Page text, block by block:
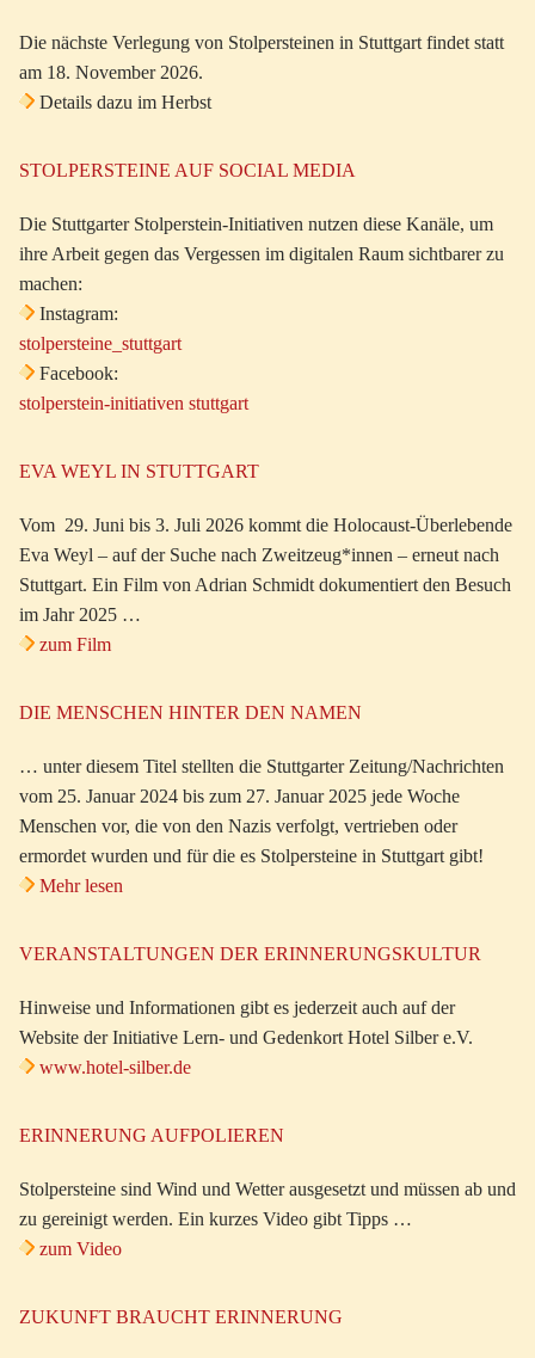
Die nächste Verlegung von Stolpersteinen in Stuttgart findet statt
am 18. November 2026.
Details dazu im Herbst
STOLPERSTEINE AUF SOCIAL MEDIA
Die Stuttgarter Stolperstein-Initiativen nutzen diese Kanäle, um
ihre Arbeit gegen das Vergessen im digitalen Raum sichtbarer zu
machen:
Instagram:
stolpersteine_stuttgart
Facebook:
stolperstein-initiativen stuttgart
EVA WEYL IN STUTTGART
Vom 29. Juni bis 3. Juli 2026 kommt die Holocaust-Überlebende
Eva Weyl – auf der Suche nach Zweitzeug*innen – erneut nach
Stuttgart. Ein Film von Adrian Schmidt dokumentiert den Besuch
im Jahr 2025 …
zum Film
DIE MENSCHEN HINTER DEN NAMEN
… unter diesem Titel stellten die Stuttgarter Zeitung/Nachrichten
vom 25. Januar 2024 bis zum 27. Januar 2025 jede Woche
Menschen vor, die von den Nazis verfolgt, vertrieben oder
ermordet wurden und für die es Stolpersteine in Stuttgart gibt!
Mehr lesen
VERANSTALTUNGEN DER ERINNERUNGSKULTUR
Hinweise und Informationen gibt es jederzeit auch auf der
Website der Initiative Lern- und Gedenkort Hotel Silber e.V.
www.hotel-silber.de
ERINNERUNG AUFPOLIEREN
Stolpersteine sind Wind und Wetter ausgesetzt und müssen ab und
zu gereinigt werden. Ein kurzes Video gibt Tipps …
zum Video
ZUKUNFT BRAUCHT ERINNERUNG